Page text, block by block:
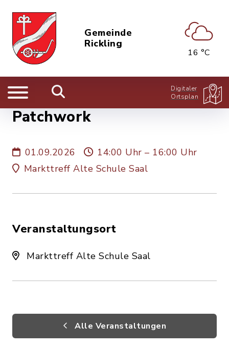
Gemeinde
Rickling
16 °C
Digitaler
Ortsplan
Patchwork
01.09.2026
14:00 Uhr – 16:00 Uhr
Markttreff Alte Schule Saal
Veranstaltungsort
Markttreff Alte Schule Saal
Alle Veranstaltungen